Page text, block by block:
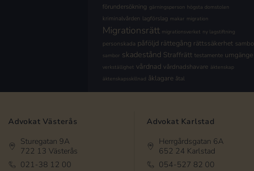
förundersökning gärningsperson högsta domstolen
kriminalvården lagförslag makar migration
Migrationsrätt migrationsverket ny lagstiftning
personskada påföljd rättegång rättssäkerhet sambo
sambor skadestånd Straffrätt testamente umgänge
verkställighet vårdnad vårdnadshavare äktenskap
äktenskapsskillnad åklagare åtal
Advokat Västerås
Sturegatan 9A
722 13 Västerås
021-38 12 00
Advokat Karlstad
Herrgårdsgatan 6A
652 24 Karlstad
054-527 82 00